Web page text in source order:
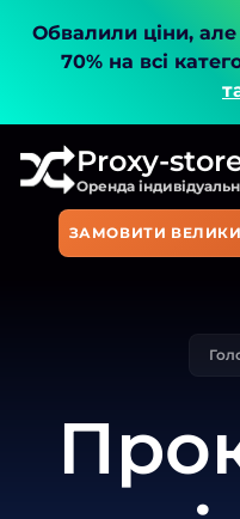
Обвалили ціни, але
70% на всі
Proxy-
Оренда
ЗАМОВИТИ